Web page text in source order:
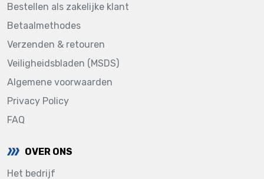
Bestellen als zakelijke klant
Betaalmethodes
Verzenden & retouren
Veiligheidsbladen (MSDS)
Algemene voorwaarden
Privacy Policy
FAQ
OVER ONS
Het bedrijf